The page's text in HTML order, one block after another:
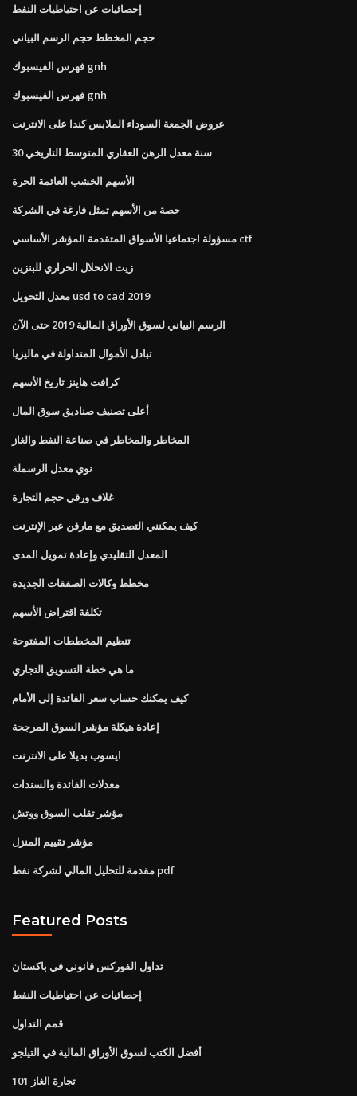
إحصائيات عن احتياطيات النفط
حجم المخطط حجم الرسم البياني
فهرس الفيسبوك gnh
فهرس الفيسبوك gnh
عروض الجمعة السوداء الملابس كندا على الانترنت
30 سنة معدل الرهن العقاري المتوسط ​​التاريخي
الأسهم الخشب العائمة الحرة
حصة من الأسهم تمثل فارغة في الشركة
مسؤولة اجتماعيا الأسواق المتقدمة المؤشر الأساسي ctf
زيت الانحلال الحراري للبنزين
معدل التحويل usd to cad 2019
الرسم البياني لسوق الأوراق المالية 2019 حتى الآن
تبادل الأموال المتداولة في ماليزيا
كرافت هاينز تاريخ الأسهم
أعلى تصنيف صناديق سوق المال
المخاطر والمخاطر في صناعة النفط والغاز
نوي معدل الرسملة
غلاف ورقي حجم التجارة
كيف يمكنني التصديق مع مارفن عبر الإنترنت
المعدل التقليدي وإعادة تمويل المدى
مخطط وكالات الصفقات الجديدة
تكلفة اقتراض الأسهم
تنظيم المخططات المفتوحة
ما هي خطة التسويق التجاري
كيف يمكنك حساب سعر الفائدة إلى الأمام
إعادة هيكلة مؤشر السوق المرجحة
ايسوب بديلا على الانترنت
معدلات الفائدة والسندات
مؤشر تقلب السوق ووتش
مؤشر تقييم المنزل
مقدمة للتحليل المالي لشركة نفط pdf
Featured Posts
تداول الفوركس قانوني في باكستان
إحصائيات عن احتياطيات النفط
قمم التداول
أفضل الكتب لسوق الأوراق المالية في التيلجو
تجارة الغاز 101